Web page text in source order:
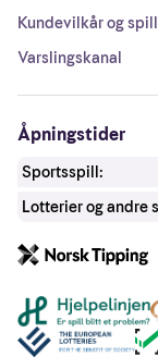
Kundevilkår og
Varslingskanal
Åpningstider
Sportsspill:
Lotterier og andre
Andre lenker